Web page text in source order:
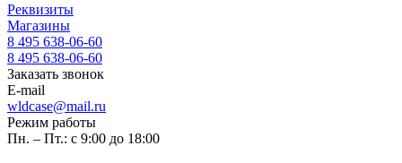
Реквизиты
Магазины
8 495 638-06-60
8 495 638-06-60
Заказать звонок
E-mail
wldcase@mail.ru
Режим работы
Пн. – Пт.: с 9:00 до 18:00